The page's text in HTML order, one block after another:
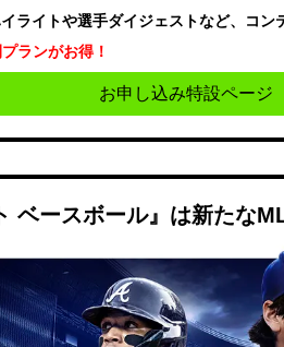
ライトや選手ダイジェストなど、コン
ランがお得！
お申し込み特設ページ
ベースボール』は新たな